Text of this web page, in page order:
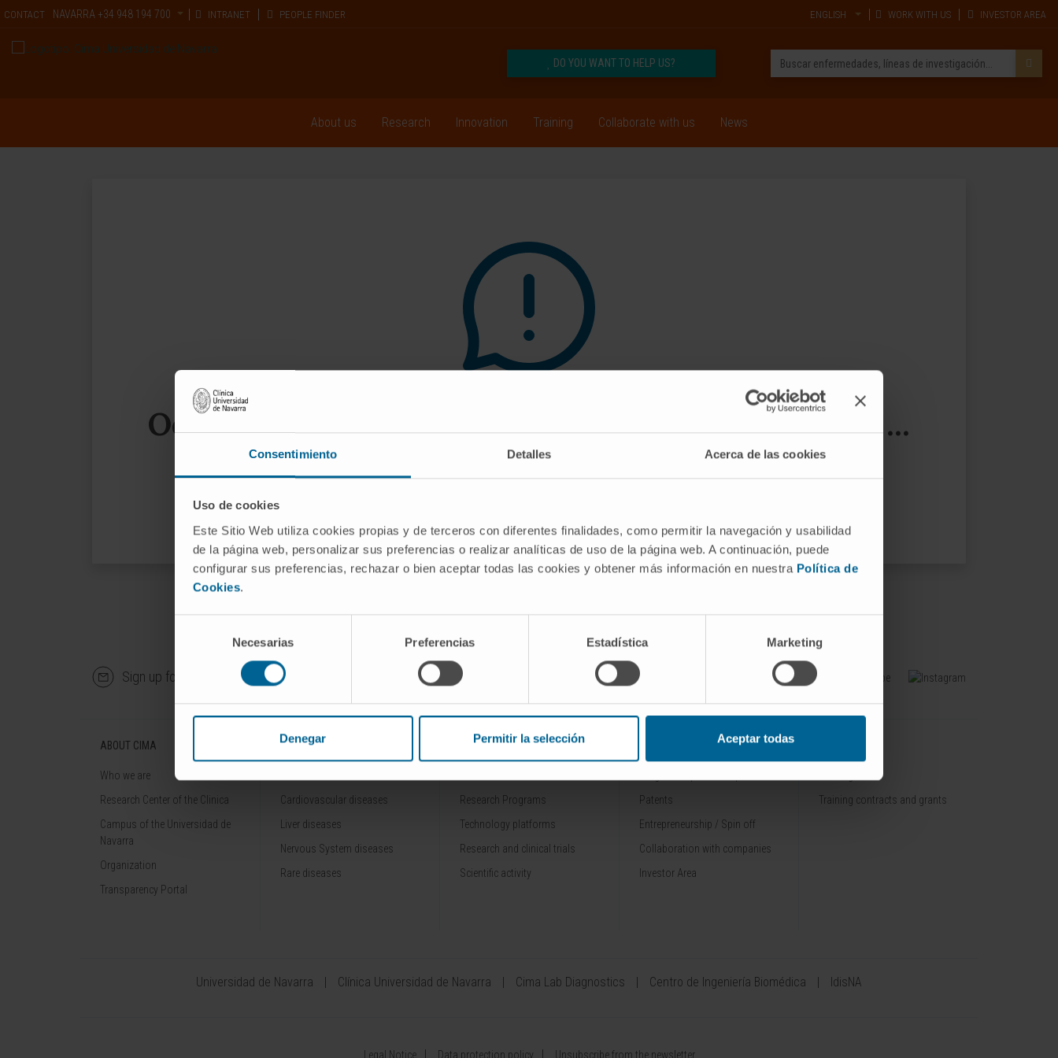
Consentimiento Detalles Acerca de las cookies
Uso de cookies
Este Sitio Web utiliza cookies propias y de terceros con diferentes finalidades, como permitir la navegación y usabilidad
de la página web, personalizar sus preferencias o realizar analíticas de uso de la página web. A continuación, puede
configurar sus preferencias, rechazar o bien aceptar todas las cookies y obtener más información en nuestra Política de
Cookies.
consentimiento
Necesarias Preferencias Estadística Marketing
Denegar Permitir la selección Aceptar todas
CONTACT NAVARRA +34 948 194 700 INTRANET PEOPLE FINDER ENGLISH WORK WITH US INVESTOR AREA
DO YOU WANT TO HELP US?
About us Research Innovation Training Collaborate with us News
Oops, the page you are looking for does not exist ...
Sign up for our newsletter Follow us
ABOUT CIMA
Who we are
Research Center of the Clinica
Campus of the Universidad de
Navarra
Organization
Transparency Portal
DISEASES
Cardiovascular diseases
Liver diseases
Nervous System diseases
Rare diseases
RESEARCH
Research Programs
Technology platforms
Research and clinical trials
Scientific activity
Patents
Entrepreneurship / Spin off
Collaboration with companies
Investor Area
Training contracts and grants
Universidad de Navarra Clínica Universidad de Navarra Cima Lab Diagnostics Centro de Ingeniería Biomédica IdisNA
Legal Notice Data protection policy Unsubscribe from the newsletter